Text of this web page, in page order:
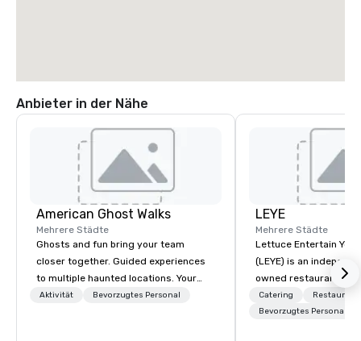
Anbieter in der Nähe
American Ghost Walks
Mehrere Städte
Ghosts and fun bring your team
closer together. Guided experiences
to multiple haunted locations. Your
group will be treated to a ghostly
Aktivität Bevorzugtes Personal
LEYE
Mehrere Städte
Lettuce Entertain You
(LEYE) is an
owned restaurant
Chicago that owns,
licenses more than
Catering
Bevorzugtes Personal